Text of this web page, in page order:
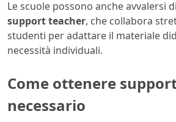
Le scuole possono anche avvalersi
support teacher, che collabora
studenti per adattare il materiale
necessità individuali.
Come ottenere
necessario